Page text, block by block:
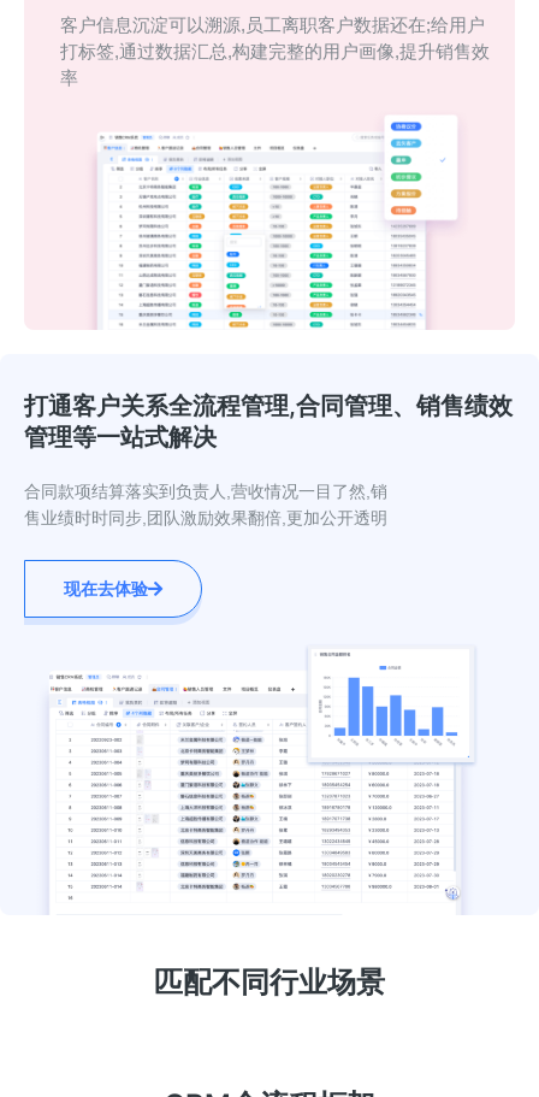
客户信息沉淀可以溯源,员工离职客户数据还在;给用户
打标签,通过数据汇总,构建完整的用户画像,提升销售效
率
打通客户关系全流程管理,合同管理、销售绩效
管理等一站式解决
合同款项结算落实到负责人,营收情况一目了然,销
售业绩时时同步,团队激励效果翻倍,更加公开透明
现在去体验
匹配不同行业场景